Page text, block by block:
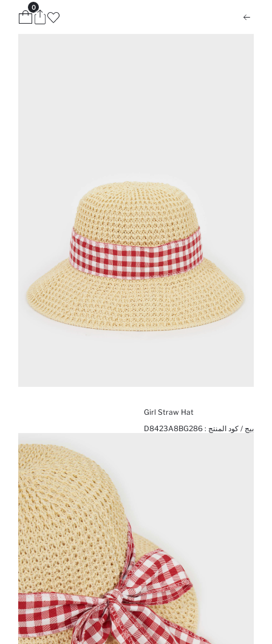
0
Girl Straw Hat
بيج / كود المنتج : D8423A8BG286